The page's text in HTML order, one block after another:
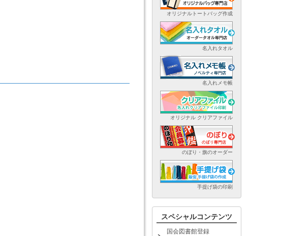
オリジナルトートバッグ作成
名入れタオル
名入れメモ帳
オリジナル クリアファイル
のぼり・旗のオーダー
手提げ袋の印刷
スペシャルコンテンツ
国会図書館登録